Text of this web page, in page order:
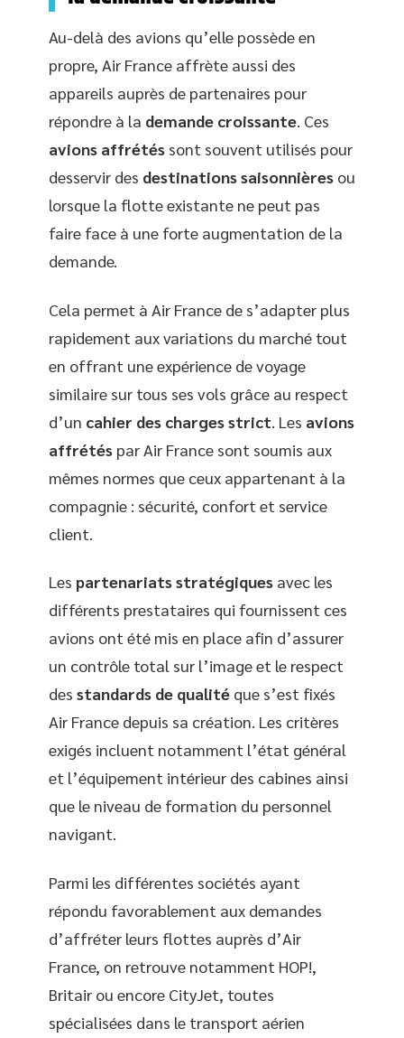
Au-delà des avions qu’elle possède en
propre, Air France affrète aussi des
appareils auprès de partenaires pour
répondre à la demande croissante. Ces
avions affrétés sont souvent utilisés pour
desservir des destinations saisonnières ou
lorsque la flotte existante ne peut pas
faire face à une forte augmentation de la
demande.
Cela permet à Air France de s’adapter plus
rapidement aux variations du marché tout
en offrant une expérience de voyage
similaire sur tous ses vols grâce au respect
d’un cahier des charges strict . Les avions
affrétés par Air France sont soumis aux
mêmes normes que ceux appartenant à la
compagnie : sécurité, confort et service
client.
Les partenariats stratégiques avec les
différents prestataires qui fournissent ces
avions ont été mis en place afin d’assurer
un contrôle total sur l’image et le respect
des standards de qualité que s’est fixés
Air France depuis sa création. Les critères
exigés incluent notamment l’état général
et l’équipement intérieur des cabines ainsi
que le niveau de formation du personnel
navigant.
Parmi les différentes sociétés ayant
répondu favorablement aux demandes
d’affréter leurs flottes auprès d’Air
France, on retrouve notamment HOP!,
Britair ou encore CityJet, toutes
spécialisées dans le transport aérien